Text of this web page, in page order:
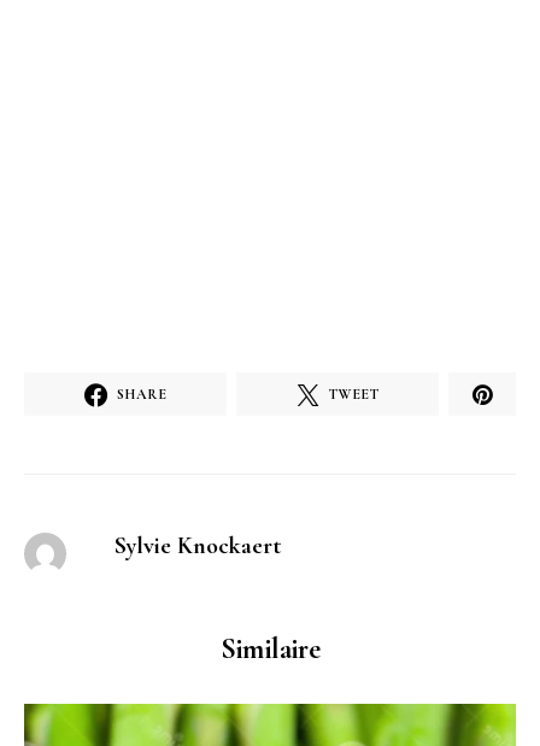
SHARE TWEET
Sylvie Knockaert
Similaire